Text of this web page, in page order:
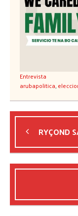
Entrevista
arubapolitica,
RYÇOND